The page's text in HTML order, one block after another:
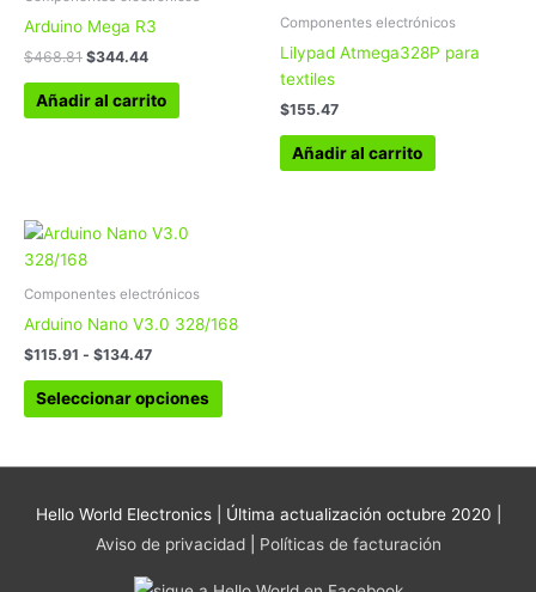
Arduino Mega R3
$468.81
$468.81.
$344.44
$344.44.
Añadir al carrito
Componentes electrónicos
Lilypad Atmega328P para
textiles
$155.47
Añadir al carrito
Componentes electrónicos
Arduino Nano V3.0 328/168
$115.91 - $134.47
Rango
desde
$115.91
hasta
Seleccionar opciones
se
elegir
la
página
Hello World Electronics| Última actualización octubre 2020 |
Aviso de privacidad| Políticas de facturación